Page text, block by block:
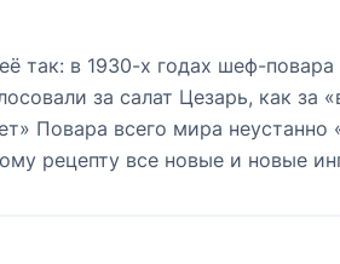
так: в 1930-х годах шеф-
за салат Цезарь, как за
Повара всего мира неустанно
рецепту все новые и новые